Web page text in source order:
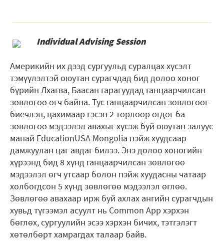
Individual Advising Session
Америкийн их дээд сургуульд суралцах хүсэлт
тэмүүлэлтэй оюутан сурагчдад бид долоо хоног
бүрийн Лхагва, Баасан гарагуудад ганцаарчилсан
зөвлөгөө өгч байна. Тус ганцаарчилсан зөвлөгөөг
биечлэн, цахимаар гэсэн 2 төрлөөр өгдөг ба
зөвлөгөө мэдээлэл авахыг хүсэж буй оюутан залуус
манай EducationUSA Mongolia пэйж хуудсаар
дамжуулан цаг авдаг билээ. Энэ долоо хоногийн
хүрээнд бид 8 хүнд ганцаарчилсан зөвлөгөө
мэдээлэл өгч утсаар болон пэйж хуудасны чатаар
холбогдсон 5 хүнд зөвлөгөө мэдээлэл өглөө.
Зөвлөгөө авахаар ирж буй ахлах ангийн сурагчдын
хувьд түгээмэл асуулт нь Common App хэрхэн
бөглөх, сургуулийн эсээ хэрхэн бичих, тэтгэлэгт
хөтөлбөрт хамрагдах талаар байв.